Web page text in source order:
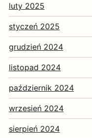
luty 2025
styczeń 2025
grudzień 2024
listopad 2024
październik 2024
wrzesień 2024
sierpień 2024